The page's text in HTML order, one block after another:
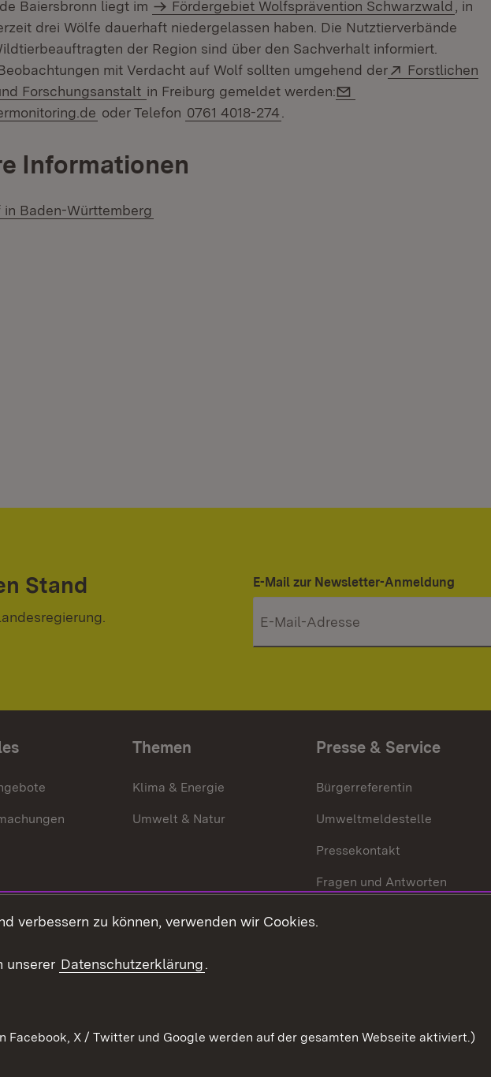
Baiersbronn liegt im Fördergebiet Wolfsprävention Schwarzwald
, in
drei Wölfe dauerhaft niedergelassen haben. Die Nutztierver­bände
der Region sind über den Sachverhalt informiert.
mit Verdacht auf Wolf sollten umgehend der
Extern:
Forstlichen
Forschungsanstalt (Öffnet in neuem Fenster)
in Freiburg gemeldet werden:
oder Telefon 0761 4018-274
Informationen
in Baden-Württemberg
Stand E-Mail zur Newsletter-Anmeldung
Themen
Klima & Energie
Umwelt & Natur
Presse & Service
Bürgerreferentin
Umweltmeldestelle
Pressekontakt
Fragen und Antworten
verbessern zu können, verwenden wir Cookies.
unserer Datenschutzerklärung.
X / Twitter und Google werden auf der gesamten Webseite aktiviert.)